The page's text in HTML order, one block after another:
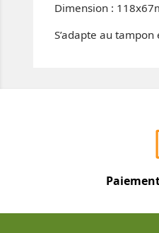
Dimension :
S’adapte au